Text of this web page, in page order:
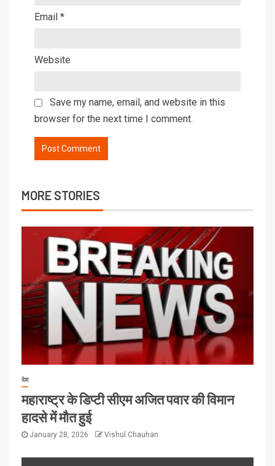
Email *
Website
Save my name, email, and website in this
browser for the next time I comment.
MORE STORIES
देश
महाराष्ट्र के डिप्टी सीएम अजित पवार की विमान
हादसे में मौत हुई
January 28, 2026 Vishul Chauhan